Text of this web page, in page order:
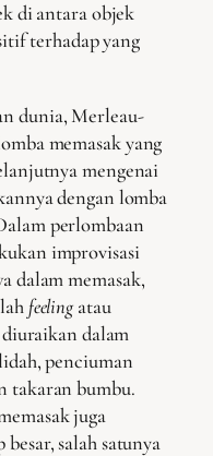
di antara objek
terhadap yang
dunia, Merleau-
memasak yang
mengenai
dengan lomba
perlombaan
improvisasi
dalam memasak,
feelingatau
dalam
penciuman
takaran bumbu.
juga
salah satunya